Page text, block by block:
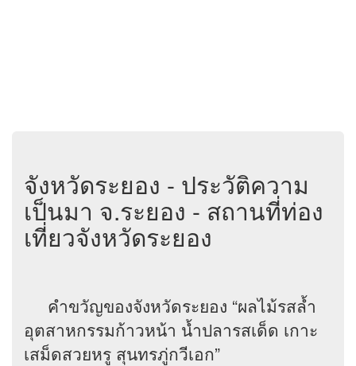
จังหวัดระยอง - ประวัติความ
เป็นมา จ.ระยอง - สถานที่ท่อง
เที่ยวจังหวัดระยอง
คำขวัญของจังหวัดระยอง “ผลไม้รสล้ำ
อุตสาหกรรมก้าวหน้า น้ำปลารสเด็ด เกาะ
เสม็ดสวยหรู สุนทรภู่กวีเอก”